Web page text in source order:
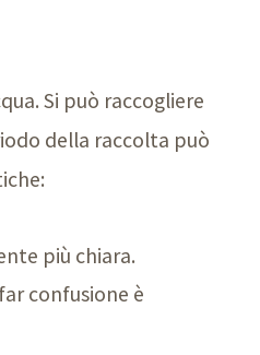
Si può raccogliere
della raccolta può
più chiara.
confusione è